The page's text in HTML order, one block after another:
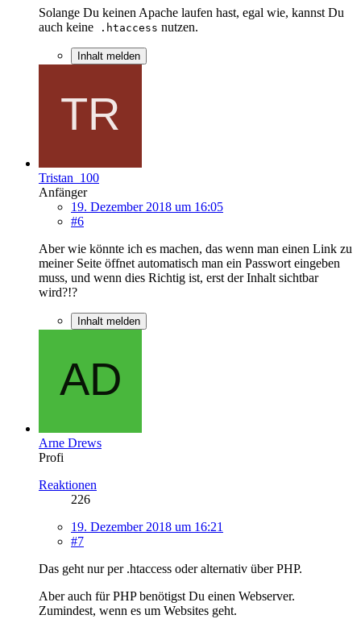
Solange Du keinen Apache laufen hast, egal wie, kannst Du
auch keine .htaccess nutzen.
Inhalt melden
Tristan_100
Anfänger
19. Dezember 2018 um 16:05
#6
Aber wie könnte ich es machen, das wenn man einen Link zu
meiner Seite öffnet automatisch man ein Passwort eingeben
muss, und wenn dies Richtig ist, erst der Inhalt sichtbar
wird?!?
Inhalt melden
Arne Drews
Profi
Reaktionen
226
19. Dezember 2018 um 16:21
#7
Das geht nur per .htaccess oder alternativ über PHP.
Aber auch für PHP benötigst Du einen Webserver.
Zumindest, wenn es um Websites geht.